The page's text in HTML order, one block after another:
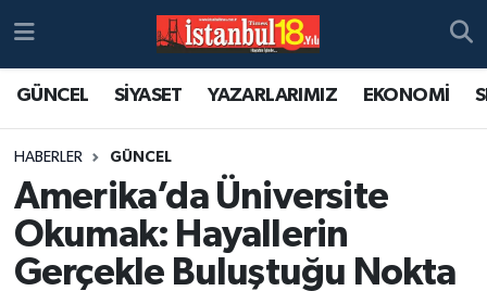
GÜNCEL SİYASET YAZARLARIMIZ EKONOMİ
HABERLER GÜNCEL
Amerika’da Üniversite
Okumak: Hayallerin
Gerçekle Buluştuğu Nokta